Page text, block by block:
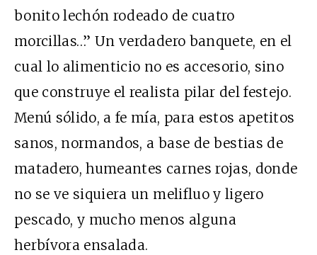
bonito lechón rodeado de cuatro
morcillas…” Un verdadero banquete, en el
cual lo alimenticio no es accesorio, sino
que construye el realista pilar del festejo.
Menú sólido, a fe mía, para estos apetitos
sanos, normandos, a base de bestias de
matadero, humeantes carnes rojas, donde
no se ve siquiera un melifluo y ligero
pescado, y mucho menos alguna
herbívora ensalada.